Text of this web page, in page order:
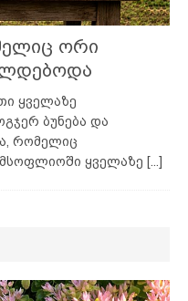
ორი
ყველაზე
ბუნება და
რომელიც
მსოფლიოში ყველაზე [...]